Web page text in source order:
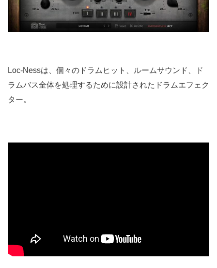
Loc-Nessは、個々のドラムヒット、ルームサウンド、ド
ラムバス全体を処理するために設計されたドラムエフェク
ター。